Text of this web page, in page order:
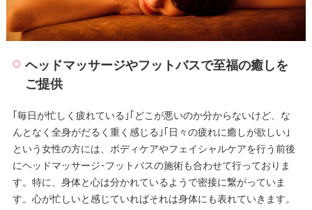
ヘッドマッサージやフットバスで至福の癒しを
ご提供
｢毎日が忙しく疲れている｣｢どこが悪いのか分からないけど、な
んとなく全身がだるく重く感じる｣｢日々の疲れに癒しが欲しい｣
という女性の方には、ボディケアやフェイシャルケアを行う前後
にヘッドマッサージ･フットバスの施術も合わせて行っておりま
す。特に、身体と心は分かれているようで密接に繋がっていま
す。心が忙しいと感じていればそれは身体にも表れていきます。